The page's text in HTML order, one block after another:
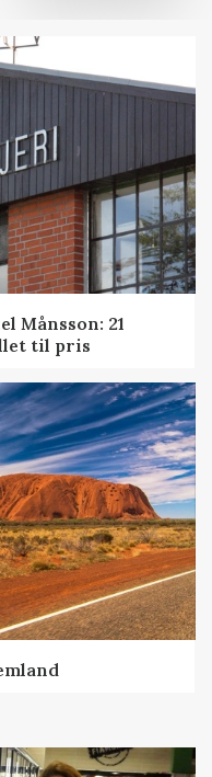
Månsson: 21
til pris